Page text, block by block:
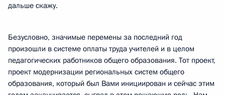
дальше скажу.
Безусловно, значимые перемены за последний год
произошли в системе оплаты труда учителей и в целом
педагогических работников общего образования. Тот проект,
проект модернизации региональных систем общего
образования, который был Вами инициирован и сейчас этим